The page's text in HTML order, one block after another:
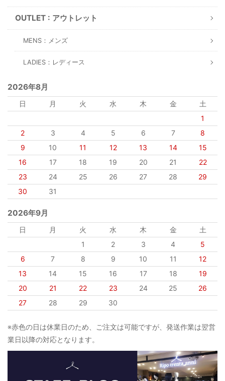
OUTLET : アウトレット
MENS：メンズ
LADIES：レディース
2026年8月
日 月 火 水 木 金
土
1
2
3 4 5 6 7
8
9
10 11 12 13 14
15
16
17 18 19 20 21
22
23
24 25 26 27 28
29
30
31
2026年9月
日 月 火 水 木 金
土
1
2 3 4
5
6
7 8 9 10 11
12
13
14 15 16 17 18
19
20
21 22 23 24 25
26
27
28 29 30
※赤色の日は休業日のため、ご注文は可能ですが、発送作業は翌営
業日以降の対応となります。